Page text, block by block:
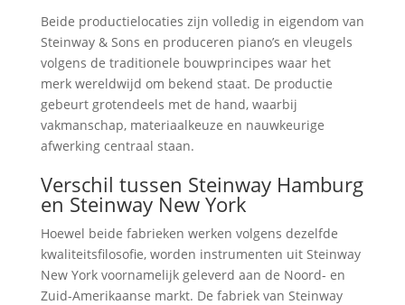
Beide productielocaties zijn volledig in eigendom van
Steinway & Sons en produceren piano’s en vleugels
volgens de traditionele bouwprincipes waar het
merk wereldwijd om bekend staat. De productie
gebeurt grotendeels met de hand, waarbij
vakmanschap, materiaalkeuze en nauwkeurige
afwerking centraal staan.
Verschil tussen Steinway Hamburg
en Steinway New York
Hoewel beide fabrieken werken volgens dezelfde
kwaliteitsfilosofie, worden instrumenten uit Steinway
New York voornamelijk geleverd aan de Noord- en
Zuid-Amerikaanse markt. De fabriek van Steinway